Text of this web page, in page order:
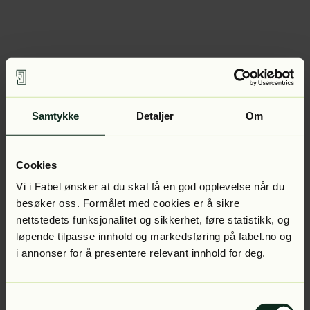
Samtykke Detaljer Om
Cookies
Vi i Fabel ønsker at du skal få en god opplevelse når du
besøker oss. Formålet med cookies er å sikre
nettstedets funksjonalitet og sikkerhet, føre statistikk, og
løpende tilpasse innhold og markedsføring på fabel.no og
i annonser for å presentere relevant innhold for deg.